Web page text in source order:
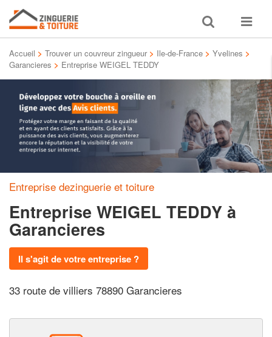
Toggle
search
Toggle
Accueil > Trouver un couvreur zingueur > Ile-de-France > Yvelines >
Garancieres > Entreprise WEIGEL TEDDY
Entreprise dezinguerie et toiture
Entreprise WEIGEL TEDDY à
Garancieres
Il s'agit de votre entreprise ?
33 route de villiers 78890 Garancieres